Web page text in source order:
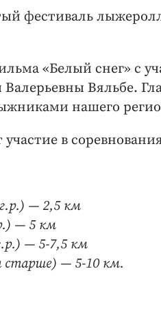
фестиваль
«Белый снег» с
Вяльбе.
нашего
в
— 2,5 км
— 5 км
— 5-7,5 км
старше) — 5-10 км.